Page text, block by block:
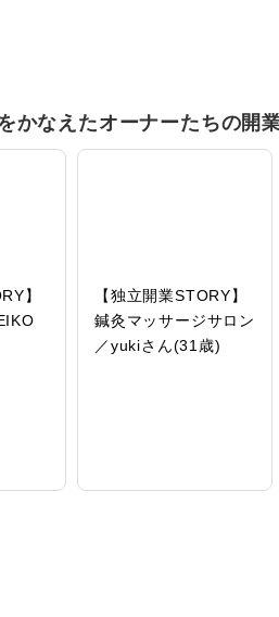
かなえたオーナーたちの開
】
【独立開業STORY】
鍼灸マッサージサロン
／yukiさん(31歳)